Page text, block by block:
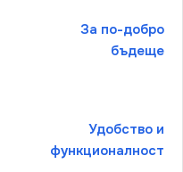
За по-добро
бъдеще
Удобство и
функционалност